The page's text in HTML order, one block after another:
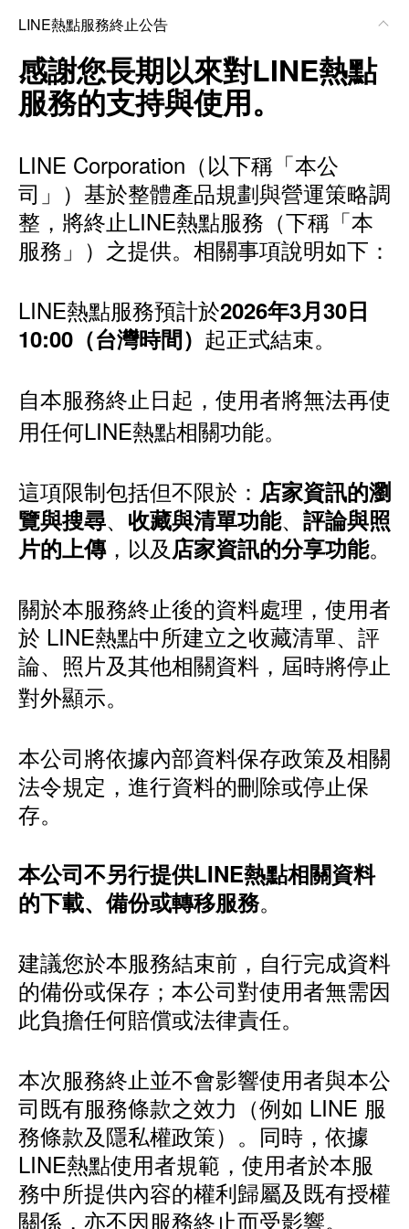
LINE熱點服務終止公告
感謝您長期以來對LINE熱點
服務的支持與使用。
LINE Corporation（以下稱「本公
司」）基於整體產品規劃與營運策略調
整，將終止LINE熱點服務（下稱「本
服務」）之提供。相關事項說明如下：
LINE熱點服務預計於2026年3月30日
10:00（台灣時間） 起正式結束。
自本服務終止日起，使用者將無法再使
用任何LINE熱點相關功能。
這項限制包括但不限於： 店家資訊的瀏
覽與搜尋、 收藏與清單功能、 評論與照
片的上傳，以及店家資訊的分享功能。
關於本服務終止後的資料處理，使用者
於 LINE熱點中所建立之收藏清單、評
論、照片及其他相關資料，屆時將停止
對外顯示。
本公司將依據內部資料保存政策及相關
法令規定，進行資料的刪除或停止保
存。
本公司不另行提供LINE熱點相關資料
的下載、備份或轉移服務。
建議您於本服務結束前，自行完成資料
的備份或保存；本公司對使用者無需因
此負擔任何賠償或法律責任。
本次服務終止並不會影響使用者與本公
司既有服務條款之效力（例如 LINE 服
務條款及隱私權政策）。同時，依據
LINE熱點使用者規範，使用者於本服
務中所提供內容的權利歸屬及既有授權
關係，亦不因服務終止而受影響。